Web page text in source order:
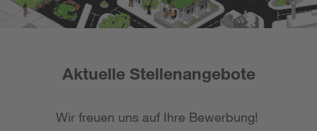
Aktuelle Stellenangebote
Wir freuen uns auf Ihre Bewerbung!